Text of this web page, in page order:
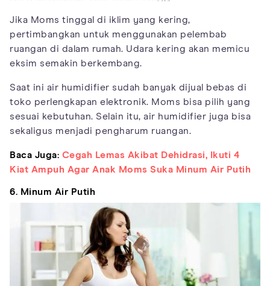
Jika Moms tinggal di iklim yang kering,
pertimbangkan untuk menggunakan pelembab
ruangan di dalam rumah. Udara kering akan memicu
eksim semakin berkembang.
Saat ini air humidifier sudah banyak dijual bebas di
toko perlengkapan elektronik. Moms bisa pilih yang
sesuai kebutuhan. Selain itu, air humidifier juga bisa
sekaligus menjadi pengharum ruangan.
Baca Juga: Cegah Lemas Akibat Dehidrasi, Ikuti 4
Kiat Ampuh Agar Anak Moms Suka Minum Air Putih
6. Minum Air Putih